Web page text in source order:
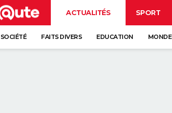
ACTUALITÉS SPORT
SOCIÉTÉ FAITS DIVERS EDUCATION MONDE